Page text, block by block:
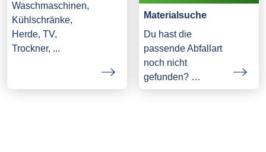
Waschmaschinen,
Kühlschränke,
Herde, TV,
Trockner, ...
Materialsuche
Du hast die
passende Abfallart
noch nicht
gefunden? …